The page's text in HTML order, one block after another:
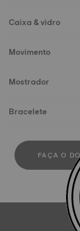
Caixa & vidro
Movimento
Mostrador
Bracelete
FAÇA O